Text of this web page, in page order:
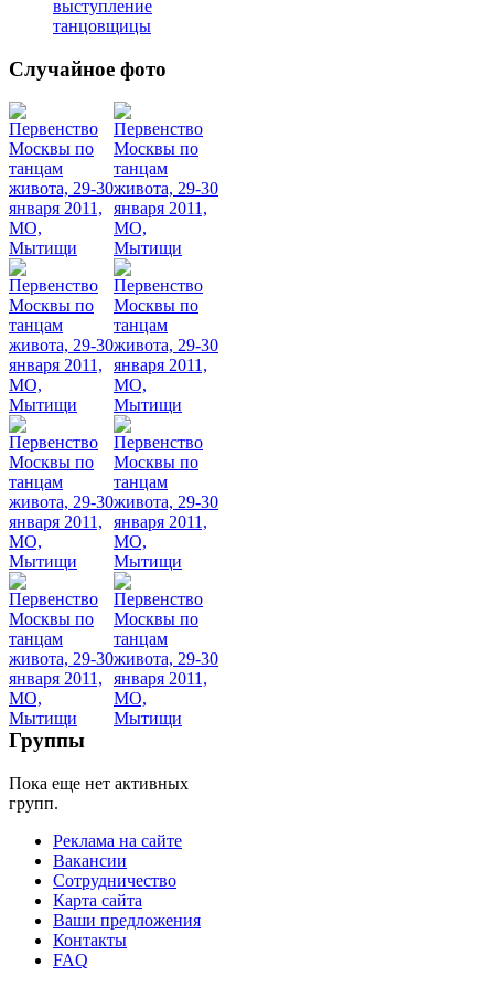
выступление
танцовщицы
Случайное фото
Группы
Пока еще нет активных
групп.
Реклама на сайте
Вакансии
Сотрудничество
Карта сайта
Ваши предложения
Контакты
FAQ